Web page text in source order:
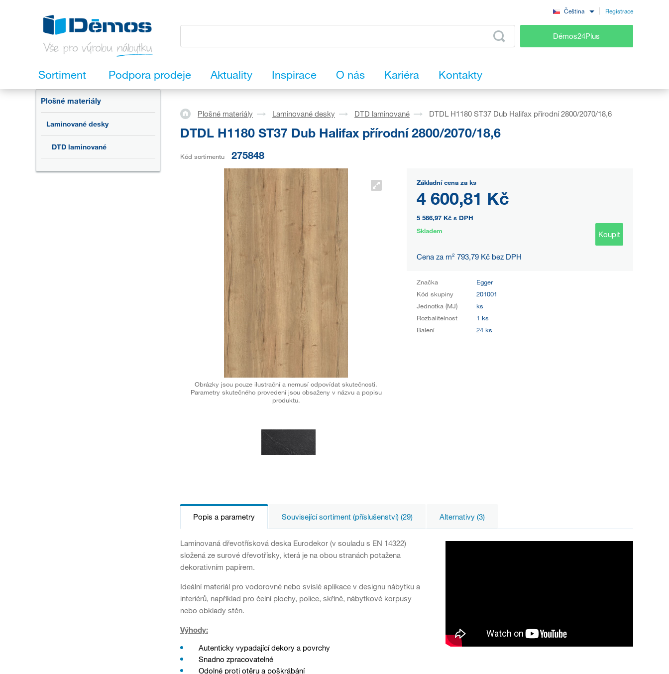
Čeština Registrace
Démos24Plus
Sortiment Podpora prodeje Aktuality Inspirace O nás Kariéra Kontakty
Plošné materiály
Laminované desky
DTD laminované
Plošné materiály Laminované desky DTD laminované DTDL H1180 ST37 Dub Halifax přírodní 2800/2070/18,6
DTDL H1180 ST37 Dub Halifax přírodní 2800/2070/18,6
Kód sortimentu 275848
Obrázky jsou pouze ilustrační a nemusí odpovídat skutečnosti.
Parametry skutečného provedení jsou obsaženy v názvu a popisu
produktu.
Základní cena za ks
4 600,81 Kč
5 566,97 Kč s DPH
Skladem
Koupit
Cena za m² 793,79 Kč bez DPH
Značka
Egger
Kód skupiny
201001
Jednotka (MJ)
ks
Rozbalitelnost
1 ks
Balení
24 ks
Popis a parametry Související sortiment (příslušenství) (29) Alternativy (3)
Laminovaná dřevotřísková deska Eurodekor (v souladu s EN 14322)
složená ze surové dřevotřísky, která je na obou stranách potažena
dekorativním papírem.
Ideální materiál pro vodorovné nebo svislé aplikace v designu nábytku a
interiérů, například pro čelní plochy, police, skříně, nábytkové korpusy
nebo obklady stěn.
Výhody:
Autenticky vypadající dekory a povrchy
Snadno zpracovatelné
Odolné proti otěru a poškrábání